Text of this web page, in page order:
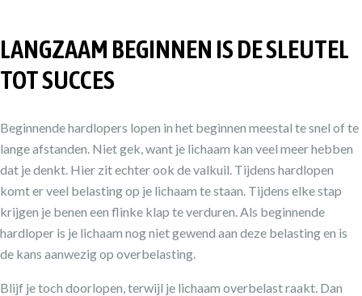
LANGZAAM BEGINNEN IS DE SLEUTEL
TOT SUCCES
Beginnende hardlopers lopen in het beginnen meestal te snel of te
lange afstanden. Niet gek, want je lichaam kan veel meer hebben
dat je denkt. Hier zit echter ook de valkuil. Tijdens hardlopen
komt er veel belasting op je lichaam te staan. Tijdens elke stap
krijgen je benen een flinke klap te verduren. Als beginnende
hardloper is je lichaam nog niet gewend aan deze belasting en is
de kans aanwezig op overbelasting.
Blijf je toch doorlopen, terwijl je lichaam overbelast raakt. Dan